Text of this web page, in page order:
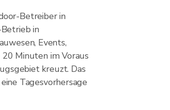
Betreiber in
in
Events,
Minuten im Voraus
kreuzt. Das
Tagesvorhersage